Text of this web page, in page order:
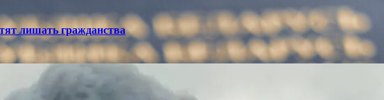
лишать гражданства